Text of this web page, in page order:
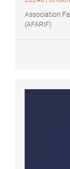
Association
(AFARIF)